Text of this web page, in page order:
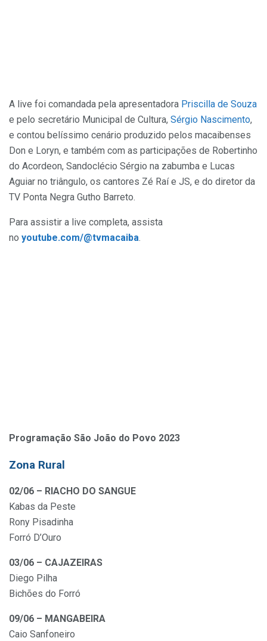
A live foi comandada pela apresentadora Priscilla de Souza
e pelo secretário Municipal de Cultura, Sérgio Nascimento,
e contou belíssimo cenário produzido pelos macaibenses
Don e Loryn, e também com as participações de Robertinho
do Acordeon, Sandoclécio Sérgio na zabumba e Lucas
Aguiar no triângulo, os cantores Zé Raí e JS, e do diretor da
TV Ponta Negra Gutho Barreto.
Para assistir a live completa, assista
no youtube.com/@tvmacaiba.
Programação São João do Povo 2023
Zona Rural
02/06 – RIACHO DO SANGUE
Kabas da Peste
Rony Pisadinha
Forró D’Ouro
03/06 – CAJAZEIRAS
Diego Pilha
Bichões do Forró
09/06 – MANGABEIRA
Caio Sanfoneiro